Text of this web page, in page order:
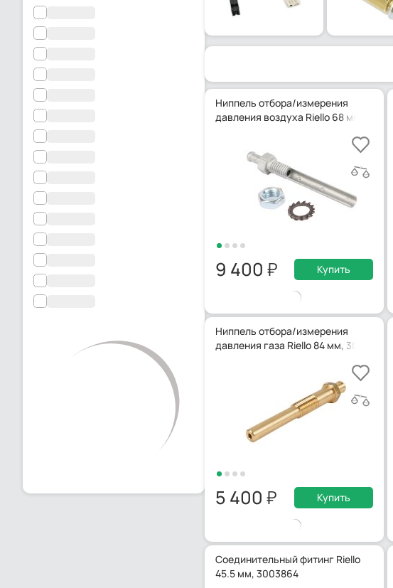
Ниппель отбора/измерения
давления воздуха Riello 68 мм,
9 400 Купить
Ниппель отбора/измерения
давления газа Riello 84 мм, 3003873
5 400 Купить
Соединительный фитинг Riello
45.5 мм, 3003864